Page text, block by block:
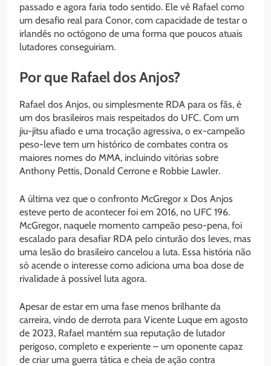
passado e agora faria todo sentido. Ele vê Rafael como
um desafio real para Conor, com capacidade de testar o
irlandês no octógono de uma forma que poucos atuais
lutadores conseguiriam.
Por que Rafael dos Anjos?
Rafael dos Anjos, ou simplesmente RDA para os fãs, é
um dos brasileiros mais respeitados do UFC. Com um
jiu-jítsu afiado e uma trocação agressiva, o ex-campeão
peso-leve tem um histórico de combates contra os
maiores nomes do MMA, incluindo vitórias sobre
Anthony Pettis, Donald Cerrone e Robbie Lawler.
A última vez que o confronto McGregor x Dos Anjos
esteve perto de acontecer foi em 2016, no UFC 196.
McGregor, naquele momento campeão peso-pena, foi
escalado para desafiar RDA pelo cinturão dos leves, mas
uma lesão do brasileiro cancelou a luta. Essa história não
só acende o interesse como adiciona uma boa dose de
rivalidade à possível luta agora.
Apesar de estar em uma fase menos brilhante da
carreira, vindo de derrota para Vicente Luque em agosto
de 2023, Rafael mantém sua reputação de lutador
perigoso, completo e experiente – um oponente capaz
de criar uma guerra tática e cheia de ação contra